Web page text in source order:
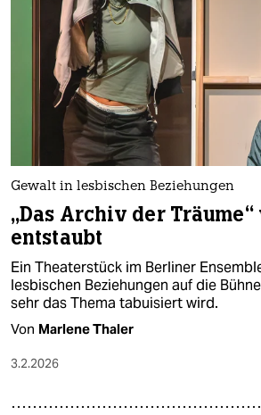
Gewalt in lesbischen Beziehungen
„Das Archiv der
entstaubt
Ein Theaterstück im Berliner
lesbischen Beziehungen auf die
sehr das Thema tabuisiert wird.
Von Marlene Thaler
3.2.2026